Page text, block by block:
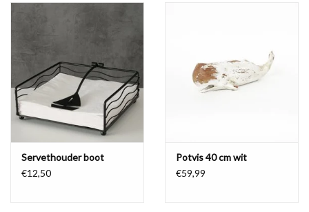
Servethouder boot
€12,50
Potvis 40 cm wit
€59,99